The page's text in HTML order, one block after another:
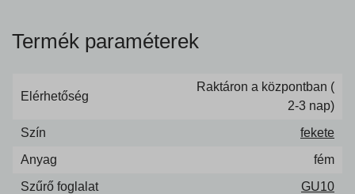
Termék paraméterek
Elérhetőség
Raktáron a központban (
2-3 nap)
Szín
fekete
Anyag
fém
Szűrő foglalat
GU10